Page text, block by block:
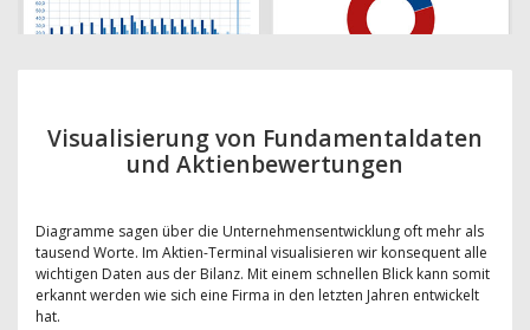
Visualisierung von Fundamentaldaten
und Aktienbewertungen
Diagramme sagen über die Unternehmensentwicklung oft mehr als
tausend Worte. Im Aktien-Terminal visualisieren wir konsequent alle
wichtigen Daten aus der Bilanz. Mit einem schnellen Blick kann somit
erkannt werden wie sich eine Firma in den letzten Jahren entwickelt
hat.